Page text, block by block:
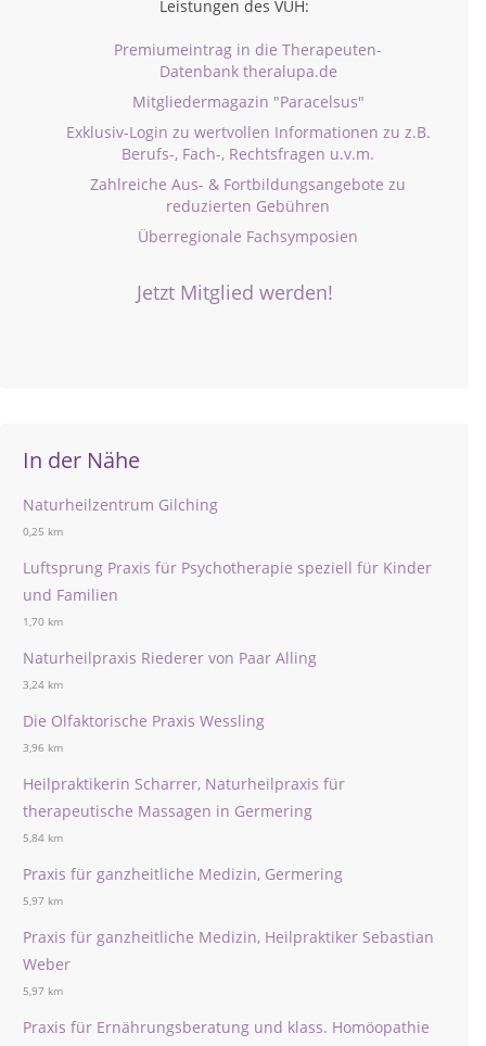
Leistungen des VUH:
Premiumeintrag in die Therapeuten-
Datenbank theralupa.de
Mitgliedermagazin "Paracelsus"
Exklusiv-Login zu wertvollen Informationen zu z.B.
Berufs-, Fach-, Rechtsfragen u.v.m.
Zahlreiche Aus- & Fortbildungsangebote zu
reduzierten Gebühren
Überregionale Fachsymposien
Jetzt Mitglied werden!
In der Nähe
Naturheilzentrum Gilching
0,25 km
Luftsprung Praxis für Psychotherapie speziell für Kinder
und Familien
1,70 km
Naturheilpraxis Riederer von Paar Alling
3,24 km
Die Olfaktorische Praxis Wessling
3,96 km
Heilpraktikerin Scharrer, Naturheilpraxis für
therapeutische Massagen in Germering
5,84 km
Praxis für ganzheitliche Medizin, Germering
5,97 km
Praxis für ganzheitliche Medizin, Heilpraktiker Sebastian
Weber
5,97 km
Praxis für Ernährungsberatung und klass. Homöopathie